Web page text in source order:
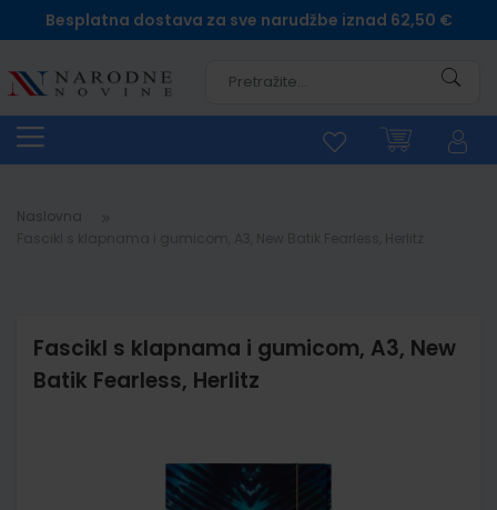
Besplatna dostava za sve narudžbe iznad 62,50 €
Naslovna
Fascikl s klapnama i gumicom, A3, New
Batik Fearless, Herlitz